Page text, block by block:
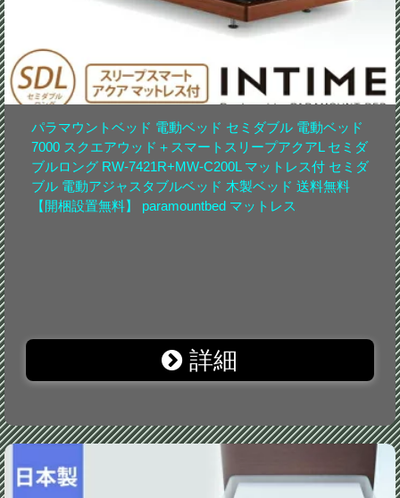
パラマウントベッド 電動ベッド セミダブル 電動ベッド
7000 スクエアウッド＋スマートスリープアクアL セミダ
ブルロング RW-7421R+MW-C200L マットレス付 セミダ
ブル 電動アジャスタブルベッド 木製ベッド 送料無料
【開梱設置無料】 paramountbed マットレス
詳細